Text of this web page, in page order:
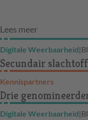
Lees meer
Digitale Weerbaarheid|
Secundair
Kennispartners
Drie
Digitale Weerbaarheid|